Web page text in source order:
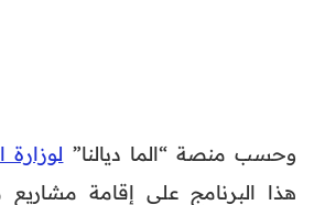
وحسب منصة “الما ديالنا” لوزارة
هذا البرنامج على إقامة